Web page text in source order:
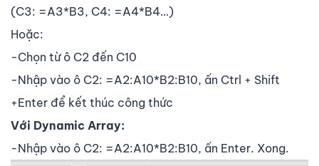
(C3: =A3*B3, C4: =A4*B4…)
Hoặc:
-Chọn từ ô C2 đến C10
-Nhập vào ô C2: =A2:A10*B2:B10, ấn Ctrl + Shift
+Enter để kết thúc công thức
Với Dynamic Array:
-Nhập vào ô C2: =A2:A10*B2:B10, ấn Enter. Xong.